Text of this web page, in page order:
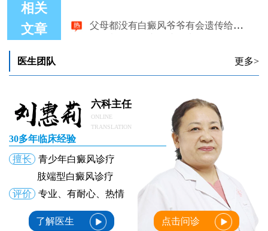
相关
文章
父母都没有白癜风孩子为什么会有
医生团队 更多>
六科主任
ONLINE
TRANSLATION
30多年临床经验
擅长
青少年白癜风诊疗
肢端型白癜风诊疗
评价
专业、有耐心、热情
了解医生 点击问诊